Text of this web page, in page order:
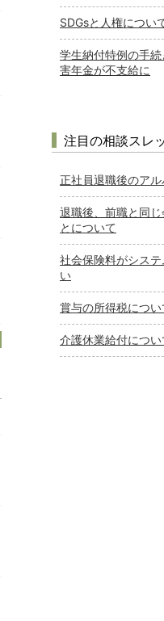
SDGsと人権につい
学生納付特例の手
害年金が不支給に
注目の相談スレ
正社員退職後のア
退職後、前職と同
とについて
社会保険料がシス
い
賞与の所得税につい
介護休業給付につい